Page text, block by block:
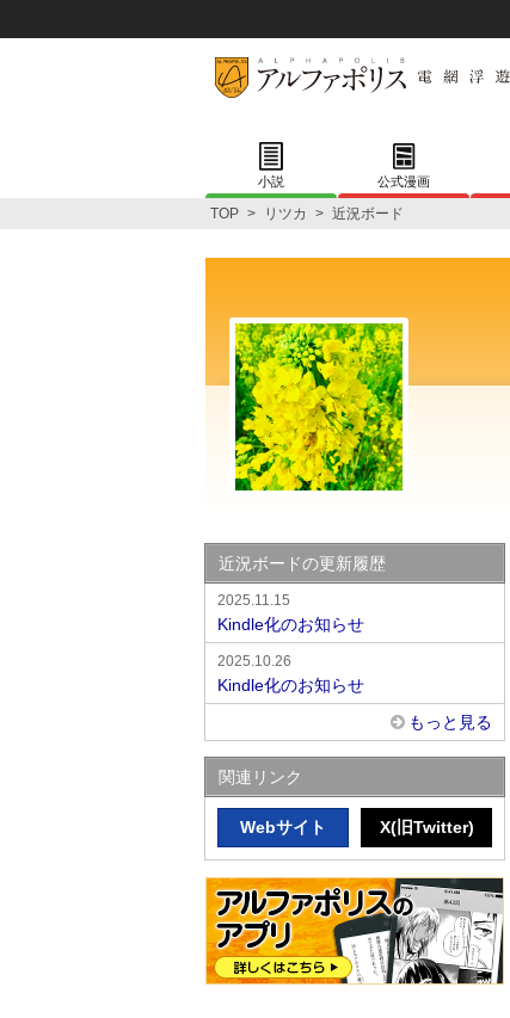
小説 公式漫画
TOP > リツカ > 近況ボード
近況ボードの更新履歴
2025.11.15
Kindle化のお知らせ
2025.10.26
Kindle化のお知らせ
もっと見る
関連リンク
Webサイト X(旧Twitter)